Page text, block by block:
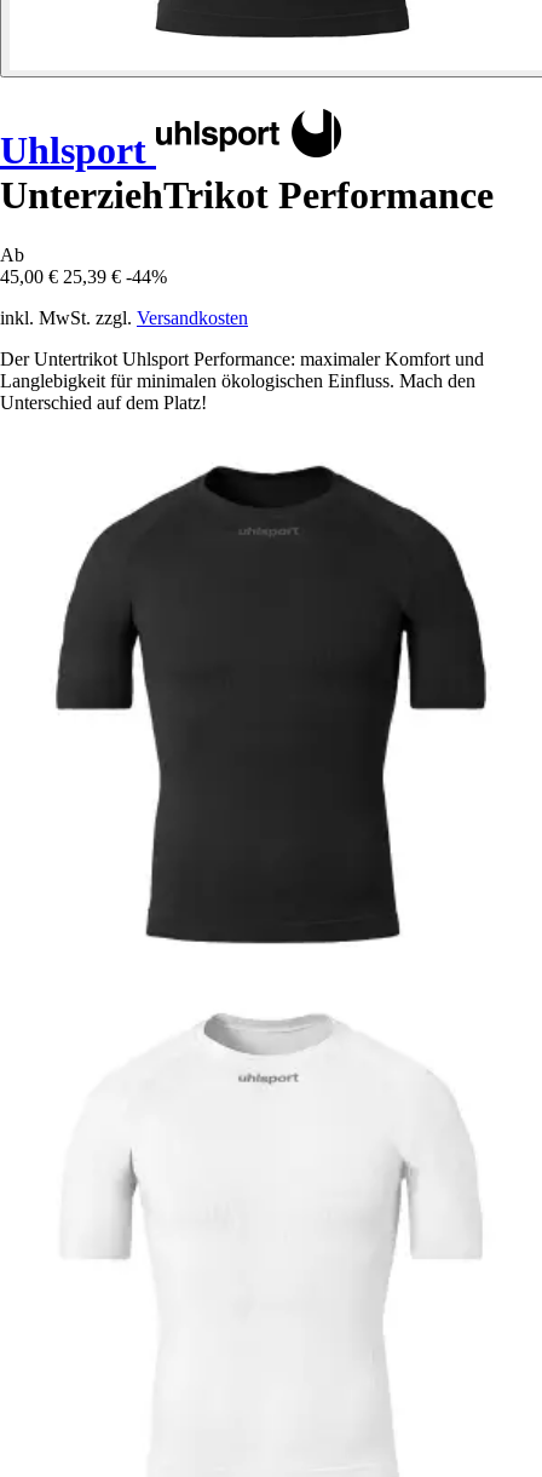
Uhlsport
UnterziehTrikot Performance
Ab
45,00 € 25,39 € -44%
inkl. MwSt. zzgl. Versandkosten
Der Untertrikot Uhlsport Performance: maximaler Komfort und
Langlebigkeit für minimalen ökologischen Einfluss. Mach den
Unterschied auf dem Platz!